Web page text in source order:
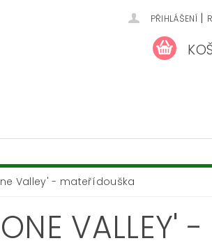
PŘIHLÁŠENÍ |
Valley' - mateřídouška
VALLEY' -